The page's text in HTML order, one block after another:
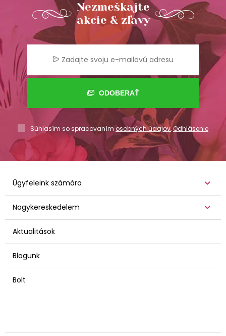
Nezmeškajte
akcie & zľavy
ODOBERAŤ
Súhlasím so spracovaním osobných údajov,Odhlásenie
Ügyfeleink számára
Nagykereskedelem
Aktualitások
Blogunk
Bolt